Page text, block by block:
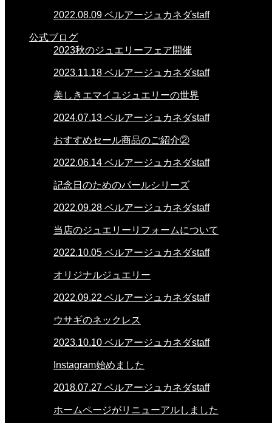
2022.08.09 ベルアージュカネダstaff
公式ブログ
2023秋のジュエリーフェア開催
2023.11.18 ベルアージュカネダstaff
美しきエマイユジュエリーの世界
2024.07.13 ベルアージュカネダstaff
おすすめセール商品のご紹介②
2022.06.14 ベルアージュカネダstaff
記念日のためのパールシリーズ
2022.09.28 ベルアージュカネダstaff
当店のジュエリーリフォームについて
2022.10.05 ベルアージュカネダstaff
オリジナルジュエリー
2022.09.22 ベルアージュカネダstaff
ウサギのネックレス
2023.10.10 ベルアージュカネダstaff
Instagram始めました
2018.07.27 ベルアージュカネダstaff
ホームページがリニューアルしました